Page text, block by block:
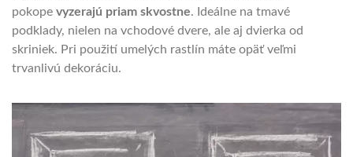
pokope vyzerajú priam skvostne. Ideálne na tmavé
podklady, nielen na vchodové dvere, ale aj dvierka od
skriniek. Pri použití umelých rastlín máte opäť veľmi
trvanlivú dekoráciu.